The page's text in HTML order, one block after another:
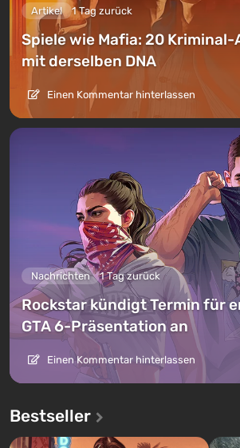
Artikel 1 Tag zurück
Spiele wie Mafia: 20
mit derselben DNA
Einen Kommentar hinterlassen
Nachrichten 1 Tag zurück
Rockstar kündigt Termin für
GTA 6-Präsentation an
Einen Kommentar hinterlassen
Bestseller